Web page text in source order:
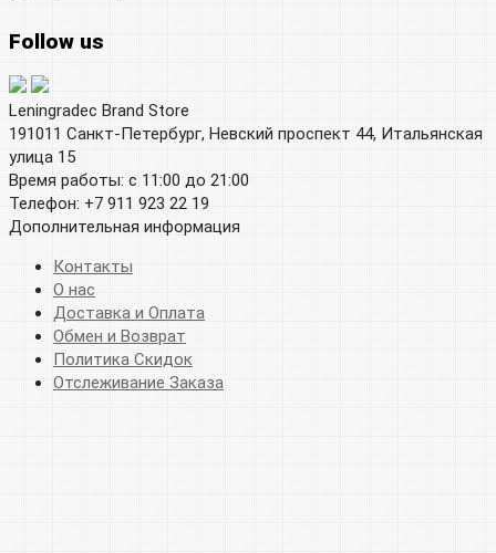
Follow us
Leningradec Brand Store
191011 Санкт-Петербург, Невский проспект 44, Итальянская
улица 15
Время работы: с 11:00 до 21:00
Телефон: +7 911 923 22 19
Дополнительная информация
Контакты
О нас
Доставка и Оплата
Обмен и Возврат
Политика Скидок
Отслеживание Заказа